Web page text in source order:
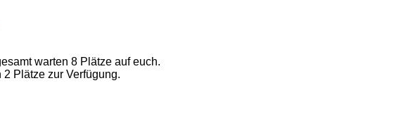
warten 8 Plätze auf euch.
2 Plätze zur Verfügung.